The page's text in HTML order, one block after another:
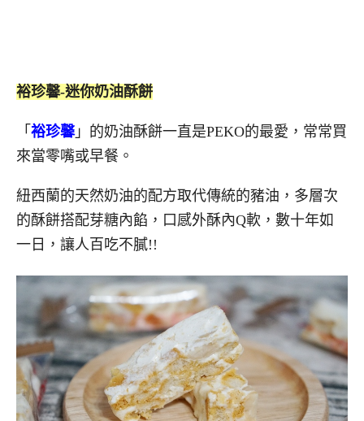
裕珍馨-迷你奶油酥餅
「 裕珍馨」的奶油酥餅一直是PEKO的最愛，常常買
來當零嘴或早餐。
紐西蘭的天然奶油的配方取代傳統的豬油，多層次
的酥餅搭配芽糖內餡，口感外酥內Q軟，數十年如
一日，讓人百吃不膩!!